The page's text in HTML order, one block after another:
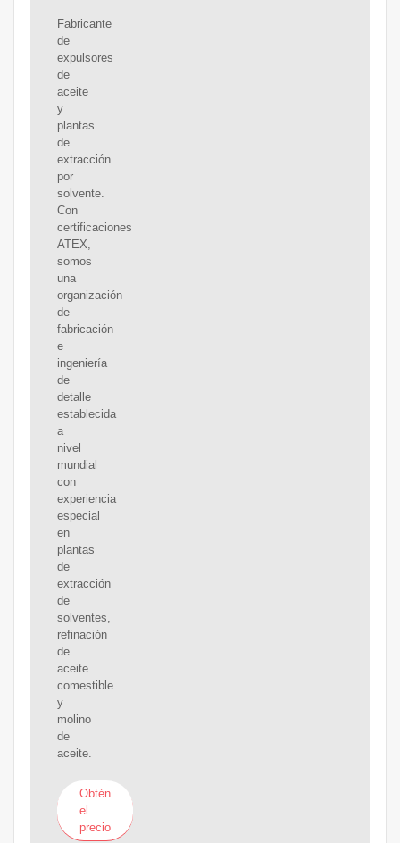
Fabricante
de
expulsores
de
aceite
y
plantas
de
extracción
por
solvente.
Con
certificaciones
ATEX,
somos
una
organización
de
fabricación
e
ingeniería
de
detalle
establecida
a
nivel
mundial
con
experiencia
especial
en
plantas
de
extracción
de
solventes,
refinación
de
aceite
comestible
y
molino
de
aceite.
Obtén
el
precio